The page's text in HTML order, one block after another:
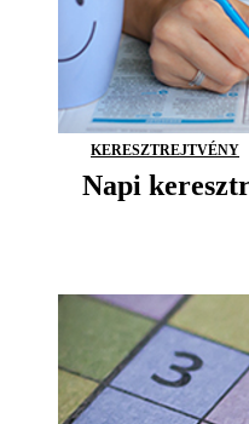
KERESZTREJTVÉNY
Napi